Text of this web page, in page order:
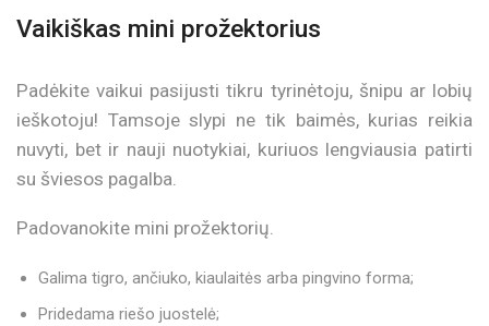
Vaikiškas mini prožektorius
Padėkite vaikui pasijusti tikru tyrinėtoju, šnipu ar lobių
ieškotoju! Tamsoje slypi ne tik baimės, kurias reikia
nuvyti, bet ir nauji nuotykiai, kuriuos lengviausia patirti
su šviesos pagalba.
Padovanokite mini prožektorių.
Galima tigro, ančiuko, kiaulaitės arba pingvino forma;
Pridedama riešo juostelė;